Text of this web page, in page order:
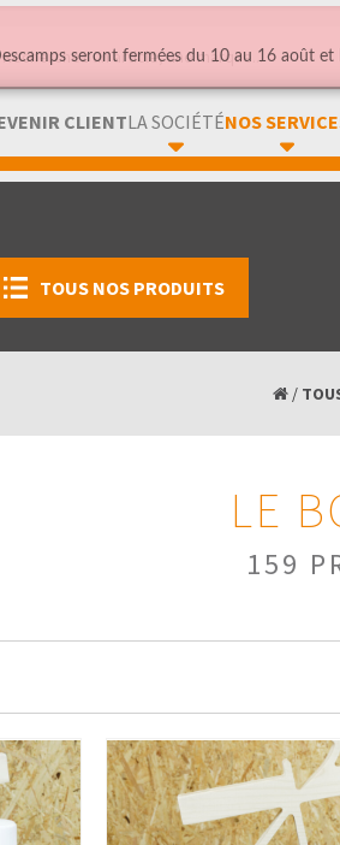
CLIENTLA SOCIÉTÉNOS
TOUS NOS PRODUITS
/
LE
159
seront fermées du 10 au 16 août